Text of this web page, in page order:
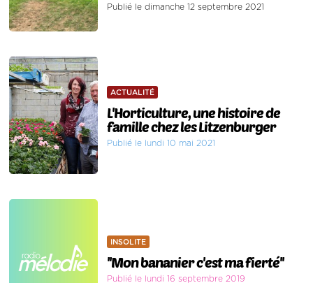
Publié le dimanche 12 septembre 2021
ACTUALITÉ
L'Horticulture, une histoire de
famille chez les Litzenburger
Publié le lundi 10 mai 2021
INSOLITE
''Mon bananier c'est ma fierté''
Publié le lundi 16 septembre 2019